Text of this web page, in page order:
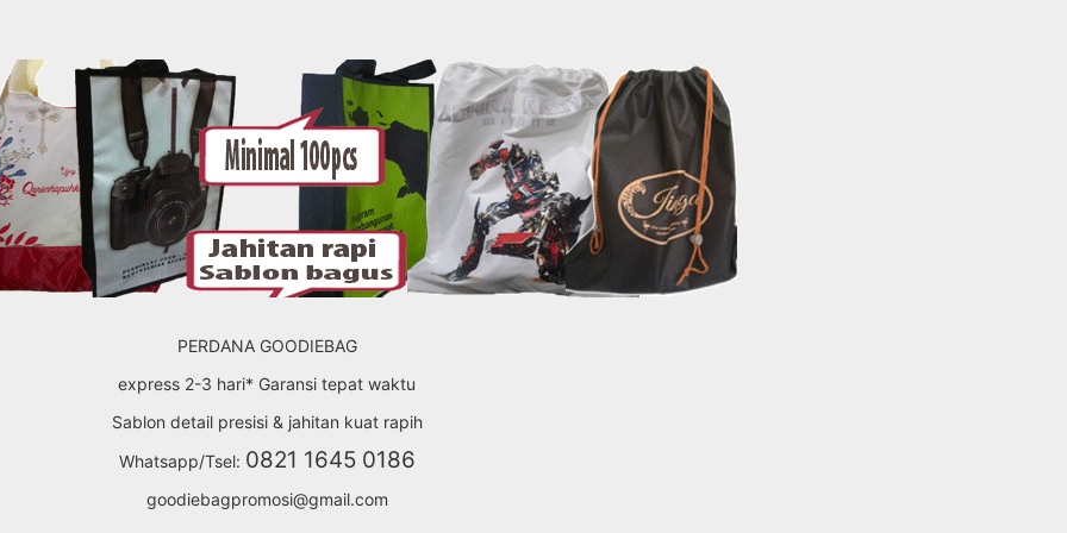
PERDANA GOODIEBAG
express 2-3 hari* Garansi tepat waktu
Sablon detail presisi & jahitan kuat rapih
Whatsapp/Tsel: 0821 1645 0186
goodiebagpromosi@gmail.com